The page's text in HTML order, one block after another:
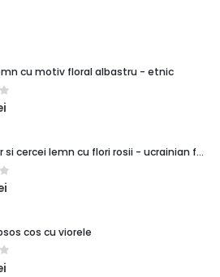
cu motiv floral albastru - etnic
Set colier si cercei lemn cu flori rosii - ucrainian folk art
cos cu viorele